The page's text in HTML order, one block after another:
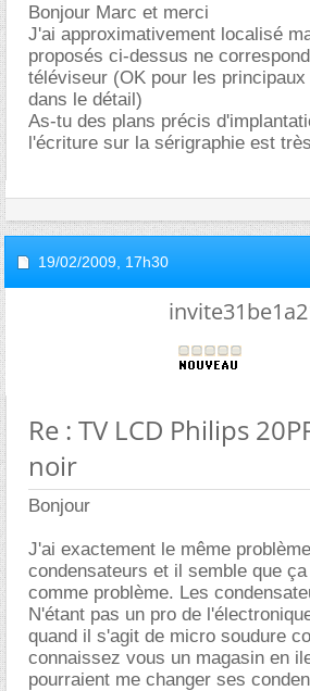
Bonjour Marc et merci
J'ai approximativement localisé
proposés ci-dessus ne
téléviseur (OK pour les
dans le détail)
As-tu des plans précis
l'écriture sur la sérigraphie est
19/02/2009, 17h30
Re : TV LCD Philips
noir
Bonjour
J'ai exactement le même
condensateurs et il semble que
comme problème. Les
N'étant pas un pro de
quand il s'agit de micro soudure
connaissez vous un magasin en
pourraient me changer ses